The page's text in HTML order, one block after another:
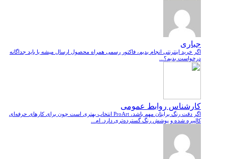
جباری
اگر خرید اینترنتی انجام بدیم، فاکتور رسمی همراه محصول ارسال میشه یا باید جداگانه
درخواست بدیم؟...
کارشناس روابط عمومی
اگر دقت رنگ برایتان مهم باشد، ProArt انتخاب بهتری است چون برای کارهای حرفه‌ای
کالیبره شده و پوشش رنگ گسترده‌تری دارد. ام...